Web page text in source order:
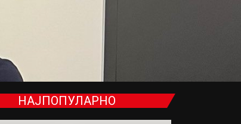
НАЈПОПУЛАРНО